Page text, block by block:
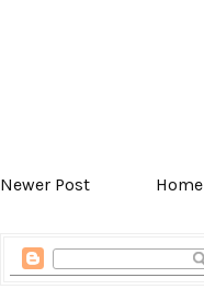
Newer Post Home